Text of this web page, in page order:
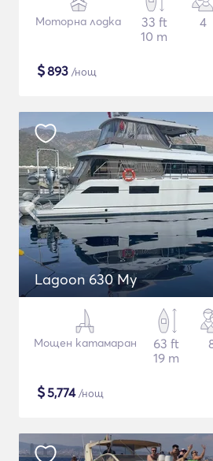
Моторна лодка
33 ft
10 m
4
$893 /нощ
Lagoon 630 My
Мощен катамаран
63 ft
19 m
$5,774/нощ